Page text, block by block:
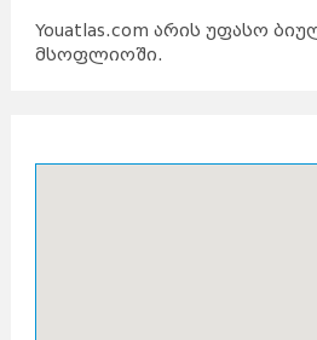
Youatlas.com არის უფასო
მსოფლიოში.